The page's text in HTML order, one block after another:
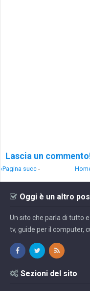
Lascia un
‹Pagina succ -
Oggi è un altro
Un sito che parla di tutto
tv, guide per il computer,
Sezioni del sito